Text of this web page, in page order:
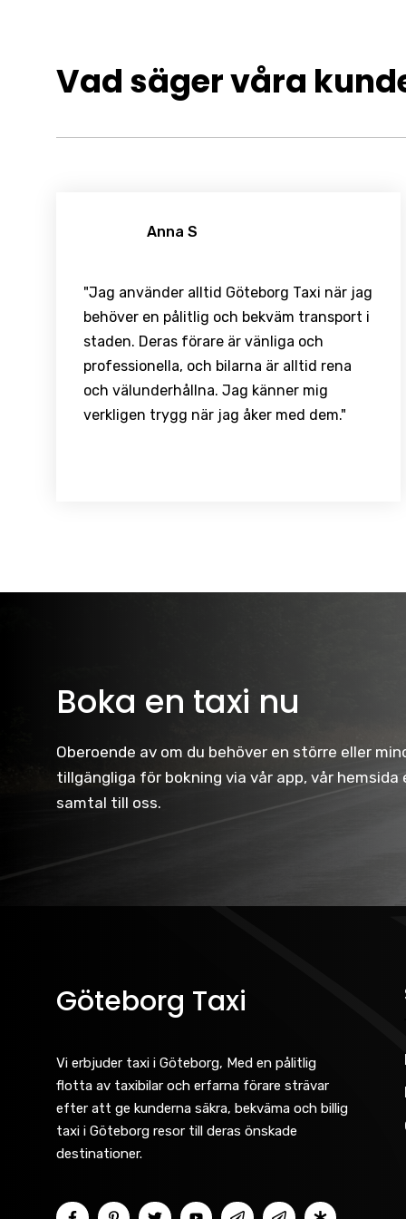
Vad säger våra
Anna S
"Jag använder alltid Göteborg Taxi när jag
behöver en pålitlig och bekväm transport i
staden. Deras förare är vänliga och
professionella, och bilarna är alltid rena
och välunderhållna. Jag känner mig
verkligen trygg när jag åker med dem."
Boka en taxi nu
Oberoende av om du behöver en större eller
tillgängliga för bokning via vår app, vår
samtal till oss.
Göteborg Taxi
Vi erbjuder taxi i Göteborg, Med en pålitlig
flotta av taxibilar och erfarna förare strävar
efter att ge kunderna säkra, bekväma och billig
taxi i Göteborg resor till deras önskade
destinationer.